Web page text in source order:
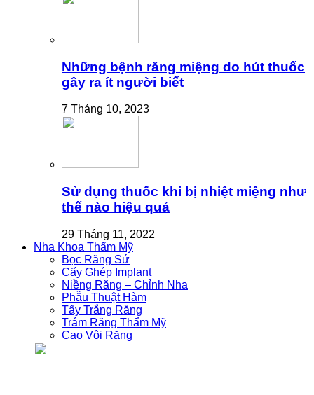
Những bệnh răng miệng do hút thuốc
gây ra ít người biết
7 Tháng 10, 2023
Sử dụng thuốc khi bị nhiệt miệng như
thế nào hiệu quả
29 Tháng 11, 2022
Nha Khoa Thẩm Mỹ
Bọc Răng Sứ
Cấy Ghép Implant
Niềng Răng – Chỉnh Nha
Phẫu Thuật Hàm
Tẩy Trắng Răng
Trám Răng Thẩm Mỹ
Cạo Vôi Răng